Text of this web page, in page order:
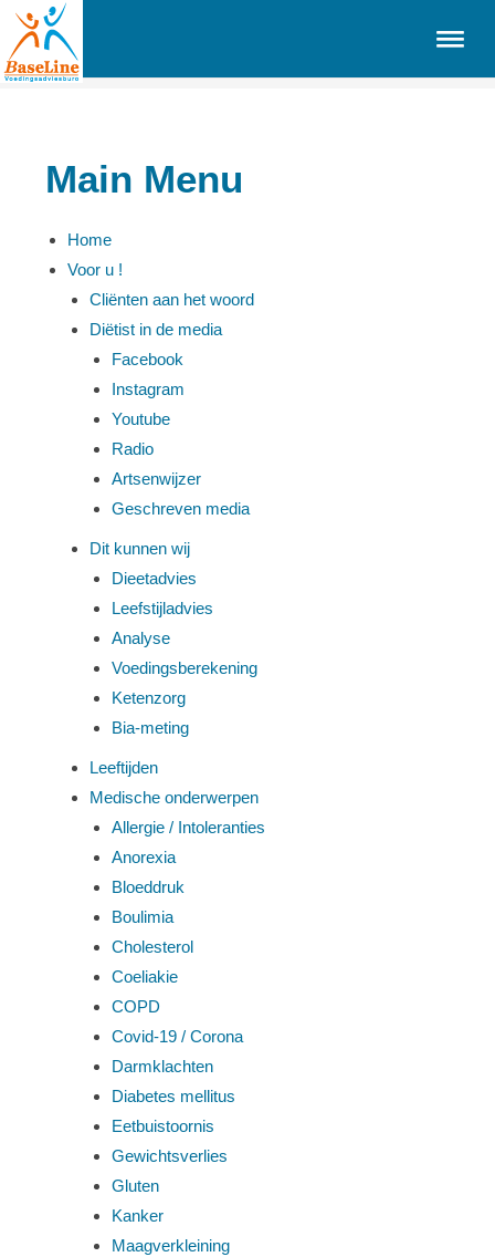
Main Menu
Home
Voor u !
Cliënten aan het woord
Diëtist in de media
Facebook
Instagram
Youtube
Radio
Artsenwijzer
Geschreven media
Dit kunnen wij
Dieetadvies
Leefstijladvies
Analyse
Voedingsberekening
Ketenzorg
Bia-meting
Leeftijden
Medische onderwerpen
Allergie / Intoleranties
Anorexia
Bloeddruk
Boulimia
Cholesterol
Coeliakie
COPD
Covid-19 / Corona
Darmklachten
Diabetes mellitus
Eetbuistoornis
Gewichtsverlies
Gluten
Kanker
Maagverkleining